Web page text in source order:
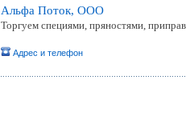
Альфа Поток, ООО
Торгуем специями, пряностями,
Адрес и телефон